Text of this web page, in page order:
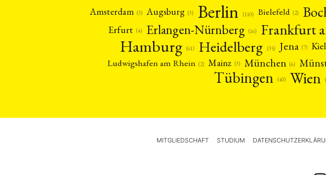
Amsterdam (3) Augsburg (3) Berlin (110) Bielefeld (2)
Erfurt (4) Erlangen-Nürnberg (16) Frankfurt
Hamburg (61) Heidelberg (35) Jena (7) Kiel
Ludwigshafen am Rhein (2) Mainz (3) München (6)
Tübingen (40) Wien
MITGLIEDSCHAFT STUDIUM